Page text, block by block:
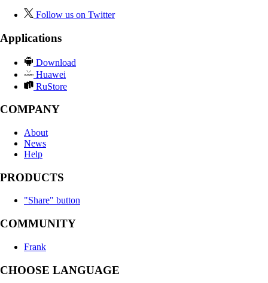
Follow us on Twitter
Applications
Download
Huawei
RuStore
COMPANY
About
News
Help
PRODUCTS
"Share" button
COMMUNITY
Frank
CHOOSE LANGUAGE